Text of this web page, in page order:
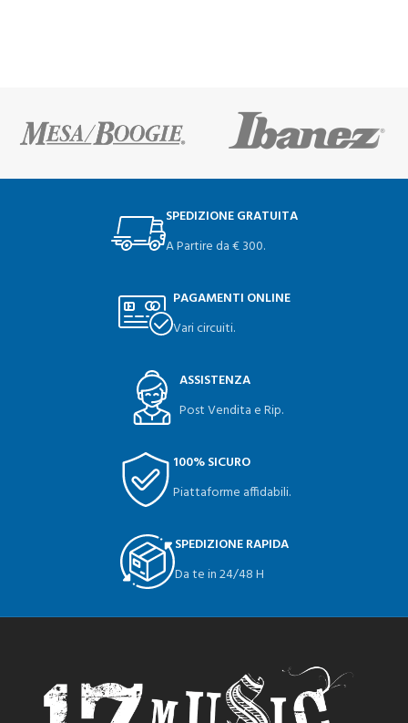
SPEDIZIONE GRATUITA
A Partire da € 300.
PAGAMENTI ONLINE
Vari circuiti.
ASSISTENZA
Post Vendita e Rip.
100% SICURO
Piattaforme affidabili.
SPEDIZIONE RAPIDA
Da te in 24/48 H